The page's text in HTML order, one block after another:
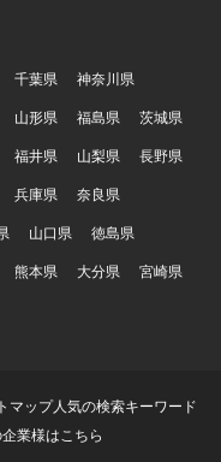
千葉県
神奈川県
山形県 福島県
茨城県
福井県 山梨県
長野県
兵庫県
奈良県
山口県
徳島県
熊本県 大分県
宮崎県
マップ人気の検索キーワード
業様はこちら